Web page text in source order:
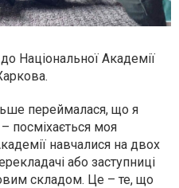
Національної Академії
переймалася, що я
посміхається моя
навчалися на двох
або заступниці
складом. Це – те, що